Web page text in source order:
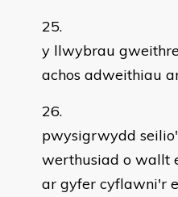
y llwybrau
achos adweithiau
pwysigrwydd
werthusiad o wallt
ar gyfer cyflawni'r